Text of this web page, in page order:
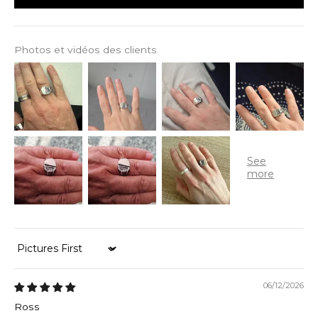
Photos et vidéos des clients
Sort by
06/12/2026
Ross